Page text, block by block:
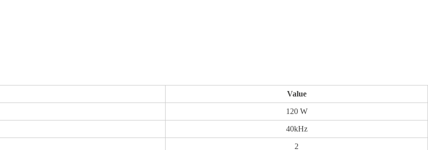
Value
120 W
40kHz
2